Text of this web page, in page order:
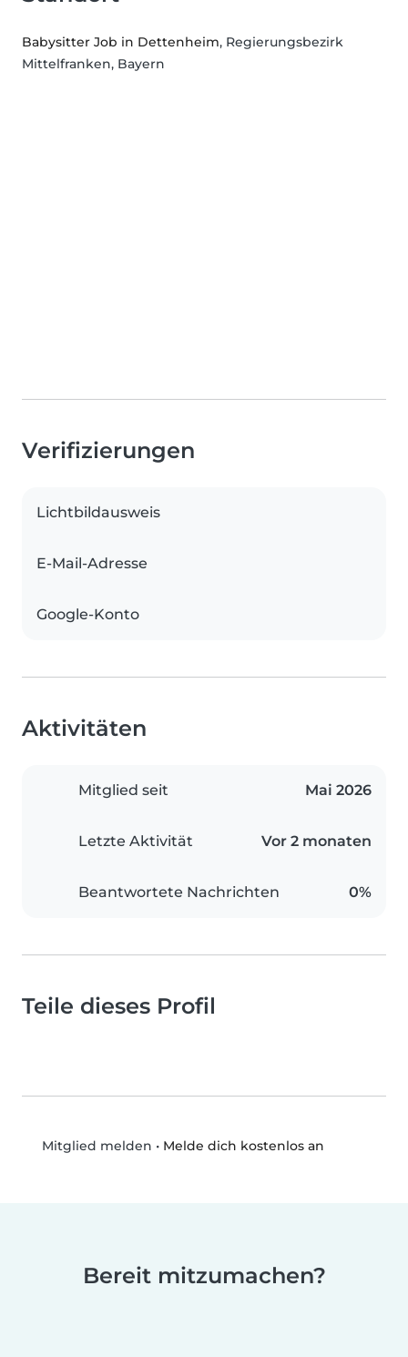
Babysitter Job in Dettenheim, Regierungsbezirk
Mittelfranken, Bayern
Verifizierungen
Lichtbildausweis
E-Mail-Adresse
Google-Konto
Aktivitäten
Mitglied seit Mai 2026
Letzte Aktivität Vor 2 monaten
Beantwortete Nachrichten 0%
Teile dieses Profil
Mitglied melden • Melde dich kostenlos an
Bereit mitzumachen?